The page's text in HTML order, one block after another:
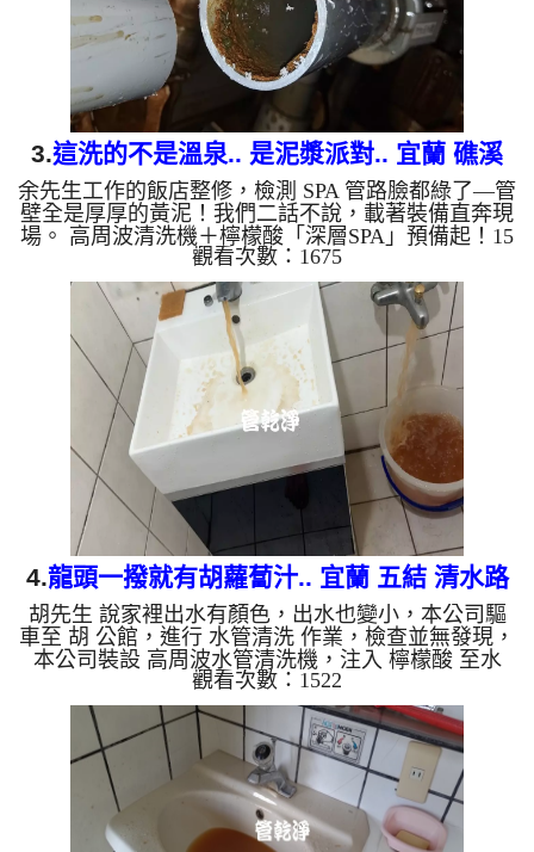
3.這洗的不是溫泉.. 是泥漿派對.. 宜蘭 礁溪
德陽路 洗溫泉管路
余先生工作的飯店整修，檢測 SPA 管路臉都綠了—管
壁全是厚厚的黃泥！我們二話不說，載著裝備直奔現
場。 高周波清洗機＋檸檬酸「深層SPA」預備起！15
分鐘後開啟最強螺旋波模式，積攢多年的泥漿瞬間噴
發，畫面超震撼！清洗過後，水質從「黃泥湯」變回
「清澈泉」，連出水量都回春了！ 管路塞住別心
煩，找我們清洗最心安！ ...
觀看次數：1675
4.龍頭一撥就有胡蘿蔔汁.. 宜蘭 五結 清水路
洗水管
胡先生 說家裡出水有顏色，出水也變小，本公司驅
車至 胡 公館，進行 水管清洗 作業，檢查並無發現，
本公司裝設 高周波水管清洗機，注入 檸檬酸 至水
管，等了約15分，開啟 水管清洗機 ，啟動 螺旋波 模
式，一洗水管就流出鐵鏽水，看起來像是胡蘿蔔汁，
兩個多小時後，出水變乾淨出水量也變大了。 如是
自來水，如水管老化，會產生鐵鏽跟泥沙堆積，洗出
來的水就會是咖啡色，地下水含有氧化錳，管壁上會
結成黑色管垢，洗出來的水會跟石油一樣黑，有些洗
出綠色的水，是因為裡面有銅的物質，生鏽產生銅
綠，如是藍色的水，是...
觀看次數：1522